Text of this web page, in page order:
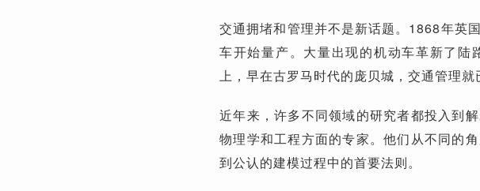
交通拥堵和管理并不是新话题。1868年英
车开始量产。大量出现的机动车革新了
上，早在古罗马时代的庞贝城，交通管理就
近年来，许多不同领域的研究者都投入到
物理学和工程方面的专家。他们从不同的
到公认的建模过程中的首要法则。